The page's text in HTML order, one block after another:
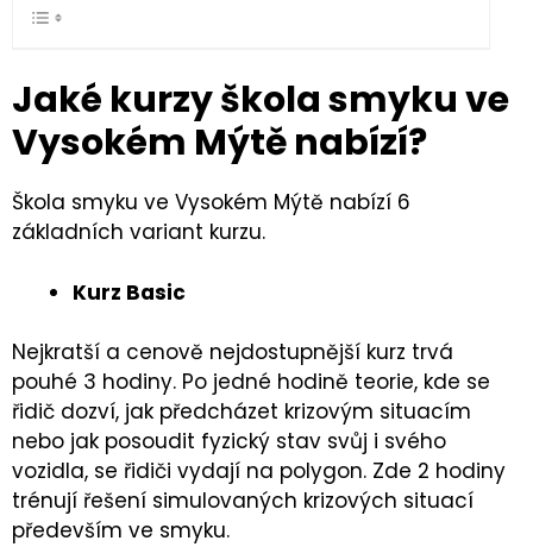
Jaké kurzy škola smyku ve
Vysokém Mýtě nabízí?
Škola smyku ve Vysokém Mýtě nabízí 6
základních variant kurzu.
Kurz Basic
Nejkratší a cenově nejdostupnější kurz trvá
pouhé 3 hodiny. Po jedné hodině teorie, kde se
řidič dozví, jak předcházet krizovým situacím
nebo jak posoudit fyzický stav svůj i svého
vozidla, se řidiči vydají na polygon. Zde 2 hodiny
trénují řešení simulovaných krizových situací
především ve smyku.